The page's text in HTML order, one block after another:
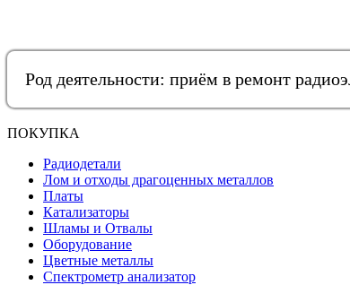
Род деятельности: приём в ремонт
ПОКУПКА
Радиодетали
Лом и отходы драгоценных металлов
Платы
Катализаторы
Шламы и Отвалы
Оборудование
Цветные металлы
Спектрометр анализатор